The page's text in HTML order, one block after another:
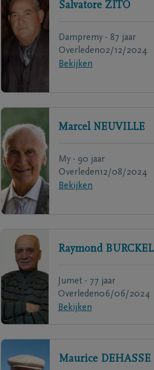
Salvatore ZITO
Dampremy - 87 jaar
Overleden02/12/2024
Bekijken
Marcel NEUVILLE
My - 90 jaar
Overleden12/08/2024
Bekijken
Raymond BURCKEL
Jumet - 77 jaar
Overleden06/06/2024
Bekijken
Maurice DEHASSE